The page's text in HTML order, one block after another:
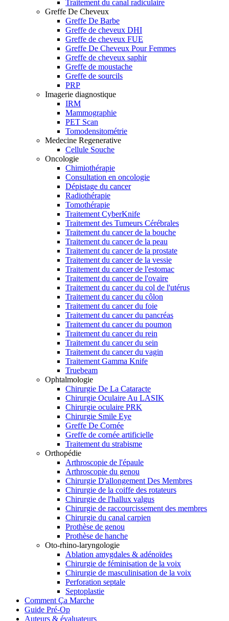
Traitement du canal radiculaire
Greffe De Cheveux
Greffe De Barbe
Greffe de cheveux DHI
Greffe de cheveux FUE
Greffe De Cheveux Pour Femmes
Greffe de cheveux saphir
Greffe de moustache
Greffe de sourcils
PRP
Imagerie diagnostique
IRM
Mammographie
PET Scan
Tomodensitométrie
Medecine Regenerative
Cellule Souche
Oncologie
Chimiothérapie
Consultation en oncologie
Dépistage du cancer
Radiothérapie
Tomothérapie
Traitement CyberKnife
Traitement des Tumeurs Cérébrales
Traitement du cancer de la bouche
Traitement du cancer de la peau
Traitement du cancer de la prostate
Traitement du cancer de la vessie
Traitement du cancer de l'estomac
Traitement du cancer de l'ovaire
Traitement du cancer du col de l'utérus
Traitement du cancer du côlon
Traitement du cancer du foie
Traitement du cancer du pancréas
Traitement du cancer du poumon
Traitement du cancer du rein
Traitement du cancer du sein
Traitement du cancer du vagin
Traitement Gamma Knife
Truebeam
Ophtalmologie
Chirurgie De La Cataracte
Chirurgie Oculaire Au LASIK
Chirurgie oculaire PRK
Chirurgie Smile Eye
Greffe De Cornée
Greffe de cornée artificielle
Traitement du strabisme
Orthopédie
Arthroscopie de l'épaule
Arthroscopie du genou
Chirurgie D'allongement Des Membres
Chirurgie de la coiffe des rotateurs
Chirurgie de l'hallux valgus
Chirurgie de raccourcissement des membres
Chirurgie du canal carpien
Prothèse de genou
Prothèse de hanche
Oto-rhino-laryngologie
Ablation amygdales & adénoïdes
Chirurgie de féminisation de la voix
Chirurgie de masculinisation de la voix
Perforation septale
Septoplastie
Comment Ça Marche
Guide Pré-Op
Auteurs & évaluateurs